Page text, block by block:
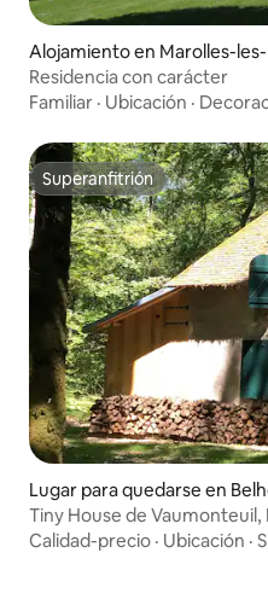
Alojamiento en Marolles-
Residencia con carácter
Familiar · Ubicación ·
Superanfitrión
Superanfitrión
Lugar para quedarse en
e
Tiny House de
Calidad-precio · Ubicación ·